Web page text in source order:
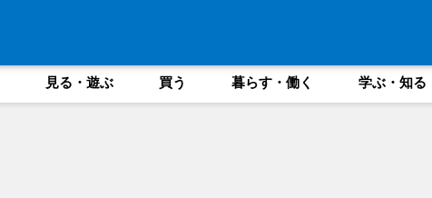
見る・遊ぶ 買う 暮らす・働く 学ぶ・知る